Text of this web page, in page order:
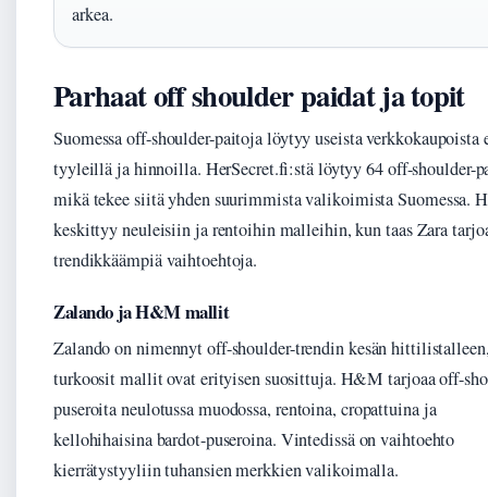
arkea.
Parhaat off shoulder paidat ja topit
Suomessa off-shoulder-paitoja löytyy useista verkkokaupoista
tyyleillä ja hinnoilla. HerSecret.fi:stä löytyy 64 off-shoulder-
mikä tekee siitä yhden suurimmista valikoimista Suomessa.
keskittyy neuleisiin ja rentoihin malleihin, kun taas Zara
trendikkäämpiä vaihtoehtoja.
Zalando ja H&M mallit
Zalando on nimennyt off-shoulder-trendin kesän
turkoosit mallit ovat erityisen suosittuja. H&M tarjoaa off-
puseroita neulotussa muodossa, rentoina, cropattuina ja
kellohihaisina bardot-puseroina. Vintedissä on vaihtoehto
kierrätystyyliin tuhansien merkkien valikoimalla.